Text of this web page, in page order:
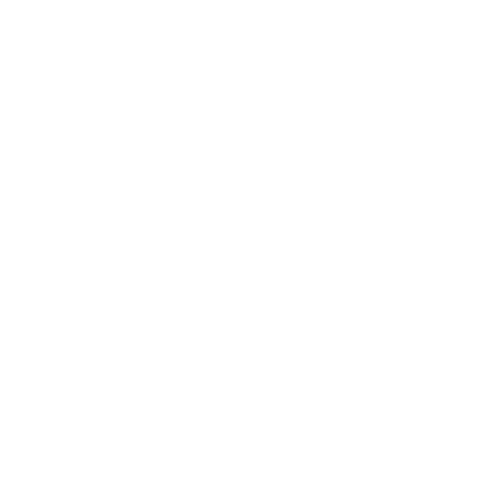
Herzlichen Glückwunsch an
Post
SF
TSV